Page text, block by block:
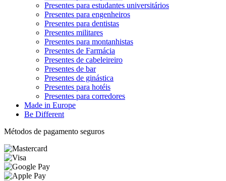
Presentes para estudantes universitários
Presentes para engenheiros
Presentes para dentistas
Presentes militares
Presentes para montanhistas
Presentes de Farmácia
Presentes de cabeleireiro
Presentes de bar
Presentes de ginástica
Presentes para hotéis
Presentes para corredores
Made in Europe
Be Different
Métodos de pagamento seguros